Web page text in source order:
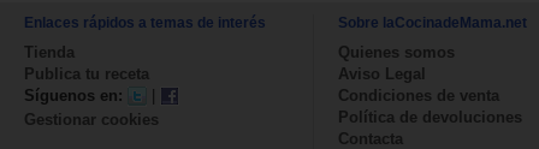
Enlaces rápidos a temas de interés
Tienda
Publica tu receta
Síguenos en:
|
Gestionar cookies
Sobre laCocinadeMama.net
Quienes somos
Aviso Legal
Condiciones de venta
Política de devoluciones
Contacta